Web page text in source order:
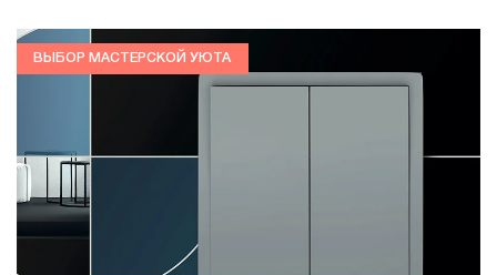
ВЫБОР МАСТЕРСКОЙ УЮТА